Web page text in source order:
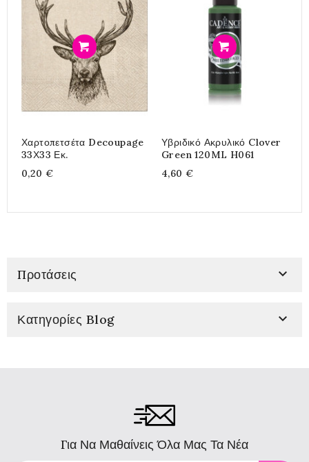
Χαρτοπετσέτα Decoupage
33Χ33 Εκ.
0,20 €
Υβριδικό Ακρυλικό Clover
Green 120ML H061
4,60 €
Προτάσεις 
Κατηγορίες Blog 
Για Να Μαθαίνεις Όλα Μας Τα Νέα